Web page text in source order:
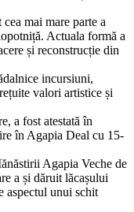
mai mare parte a
Actuala formă a
și reconstrucție din
incursiuni,
valori artistice și
a fost atestată în
în Agapia Deal cu 15-
Agapia Veche de
a și dăruit lăcașului
aspectul unui schit